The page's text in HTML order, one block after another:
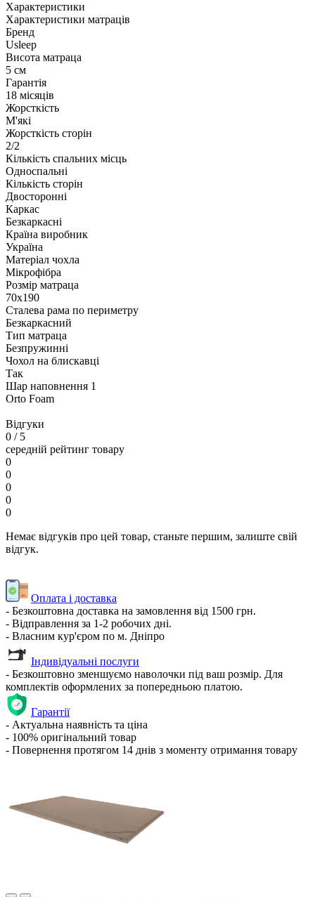
Характеристики
Характеристики матраців
Бренд
Usleep
Висота матраца
5 см
Гарантія
18 місяців
Жорсткість
М'які
Жорсткість сторін
2/2
Кількість спальних місць
Односпальні
Кількість сторін
Двосторонні
Каркас
Безкаркасні
Країна виробник
Україна
Матеріал чохла
Мікрофібра
Розмір матраца
70х190
Сталева рама по периметру
Безкаркасний
Тип матраца
Безпружинні
Чохол на блискавці
Так
Шар наповнення 1
Orto Foam
Відгуки
0 / 5
середній рейтинг товару
0
0
0
0
0
Немає відгуків про цей товар, станьте першим, залиште свій
відгук.
Оплата і доставка
- Безкоштовна доставка на замовлення від 1500 грн.
- Відправлення за 1-2 робочих дні.
- Власним кур'єром по м. Дніпро
Індивідуальні послуги
- Безкоштовно зменшуємо наволочки під ваш розмір. Для
комплектів оформлених за попередньою платою.
Гарантії
- Актуальна наявність та ціна
- 100% оригінальний товар
- Повернення протягом 14 днів з моменту отримання товару